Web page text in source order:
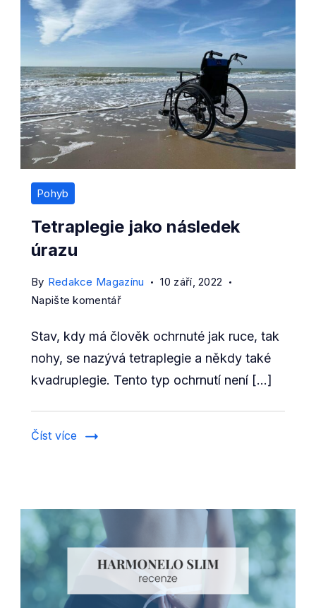
Pohyb
Tetraplegie jako následek
úrazu
By Redakce Magazínu
10 září, 2022
Napište komentářon
jako
následek
úrazu
Stav, kdy má člověk ochrnuté jak ruce, tak
nohy, se nazývá tetraplegie a někdy také
kvadruplegie. Tento typ ochrnutí není […]
Číst více